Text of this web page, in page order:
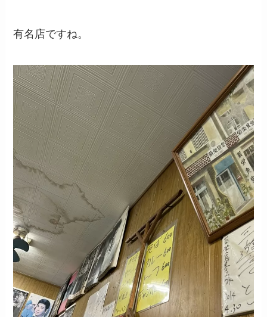
有名店ですね。